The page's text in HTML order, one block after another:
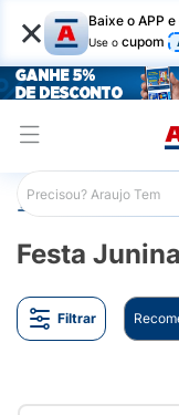
× Baixe o APP
Use o cupom
Araujo Tabloide
Festa Junina
Filtrar